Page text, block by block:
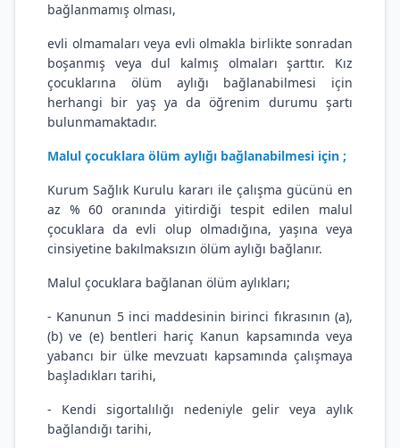
bağlanmamış olması,
evli olmamaları veya evli olmakla birlikte sonradan
boşanmış veya dul kalmış olmaları şarttır. Kız
çocuklarına ölüm aylığı bağlanabilmesi için
herhangi bir yaş ya da öğrenim durumu şartı
bulunmamaktadır.
Malul çocuklara ölüm aylığı bağlanabilmesi için ;
Kurum Sağlık Kurulu kararı ile çalışma gücünü en
az % 60 oranında yitirdiği tespit edilen malul
çocuklara da evli olup olmadığına, yaşına veya
cinsiyetine bakılmaksızın ölüm aylığı bağlanır.
Malul çocuklara bağlanan ölüm aylıkları;
- Kanunun 5 inci maddesinin birinci fıkrasının (a),
(b) ve (e) bentleri hariç Kanun kapsamında veya
yabancı bir ülke mevzuatı kapsamında çalışmaya
başladıkları tarihi,
- Kendi sigortalılığı nedeniyle gelir veya aylık
bağlandığı tarihi,